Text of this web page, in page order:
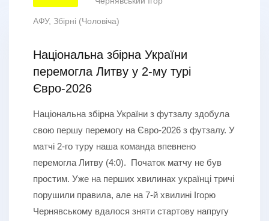
АФУ, Збірні (Чоловіча)
Національна збірна України
перемогла Литву у 2-му турі
Євро-2026
Національна збірна України з футзалу здобула
свою першу перемогу на Євро-2026 з футзалу. У
матчі 2-го туру наша команда впевнено
перемогла Литву (4:0). Початок матчу не був
простим. Уже на перших хвилинах українці тричі
порушили правила, але на 7-й хвилині Ігорю
Чернявському вдалося зняти стартову напругу